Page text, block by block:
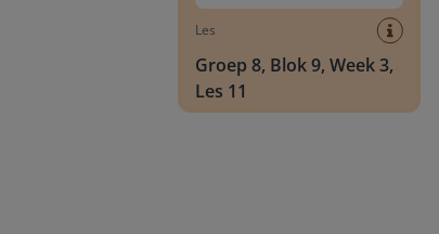
Les
Groep 8, Blok 9, Week 3,
Les 11